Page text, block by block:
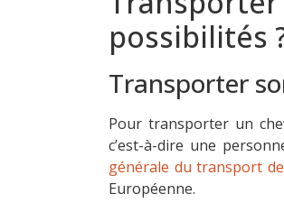
possibilités
Transporter
Pour transporter un
c’est-à-dire une
générale du transport
Européenne.